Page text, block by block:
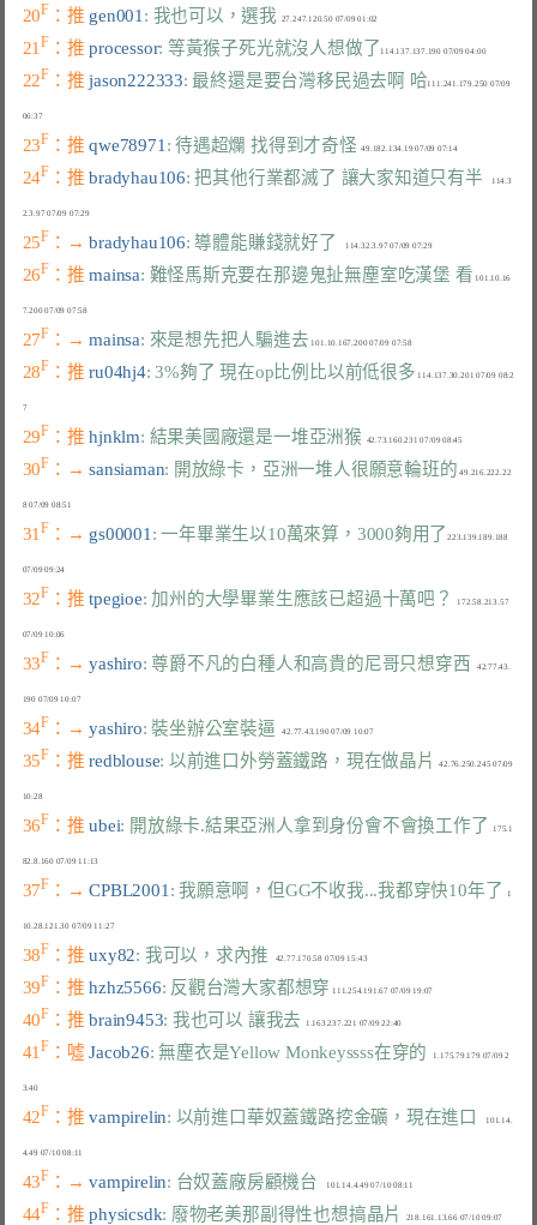
20F ：推 gen001 : 我也可以，選我
21F ：推 processor: 等黃猴子死光就沒人想做了 114.137.137.190 07/09 04:00
22F ：推 jason222333: 最終還是要台灣移民過去啊 哈111.241.179.250 07/09
06:37
23F ：推 qwe78971 : 待遇超爛 找得到才奇怪
  49.182.134.19 07/09 07:14
24F ：推 bradyhau106: 把其他行業都滅了 讓大家知道只有半
    114.3
2.3.97 07/09 07:29
25F ：→ bradyhau106: 導體能賺錢就好了
    114.32.3.97 07/09 07:29
26F ：推 mainsa: 難怪馬斯克要在那邊鬼扯無塵室吃漢堡 看 101.10.16
7.200 07/09 07:58
27F ：→ mainsa: 來是想先把人騙進去 101.10.167.200 07/09 07:58
28F ：推 ru04hj4: 3%夠了 現在op比例比以前低很多 114.137.30.201 07/09 08:2
7
29F ：推 hjnklm: 結果美國廠還是一堆亞洲猴
30F ：→ sansiaman: 開放綠卡，亞洲一堆人很願意輪班的 49.216.222.22
31F ：→ gs00001 : 一年畢業生以10萬來算，3000夠用了223.139.189.188
32F ：推 tpegioe: 加州的大學畢業生應該已超過十萬吧？
  172.58.213.57
33F ：→ yashiro: 尊爵不凡的白種人和高貴的尼哥只想穿西
   42.77.43.
190 07/09 10:07
34F ：→ yashiro: 裝坐辦公室裝逼
   42.77.43.190 07/09 10:07
35F ：推 redblouse: 以前進口外勞蓋鐵路，現在做晶片
  42.76.250.245 07/09
10:28
36F ：推 ubei: 開放綠卡.結果亞洲人拿到身份會不會換工作了
  175.1
37F ：→ CPBL2001 : 我願意啊，但GG不收我...我都穿快10年了
  1
10.28.121.30 07/09 11:27
38F ：推 uxy82: 我可以，求內推
   42.77.170.58 07/09 15:43
39F ：推 hzhz5566: 反觀台灣大家都想穿
40F ：推 brain9453: 我也可以 讓我去
41F ：噓 Jacob26: 無塵衣是Yellow Monkeyssss在穿的
   1.175.79.179 07/09 2
3:40
42F ：推 vampirelin: 以前進口華奴蓋鐵路挖金礦，現在進口
    101.14.
43F ：→ vampirelin: 台奴蓋廠房顧機台
44F ：推 physicsdk: 廢物老美那副得性也想搞晶片